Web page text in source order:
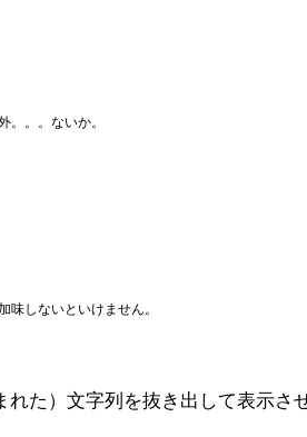
。。ないか。
しないといけません。
れた）文字列を抜き出して表示さ